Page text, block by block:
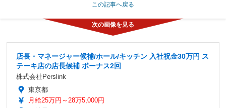
この記事へ戻る
店長・マネージャー候補/ホール/キッチン 入社祝金30万円 ス
テーキ店の店長候補 ボーナス2回
株式会社Perslink
東京都
月給25万円～28万5,000円